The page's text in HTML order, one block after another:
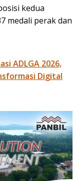
kedua
medali perak dan
ADLGA 2026,
Digital